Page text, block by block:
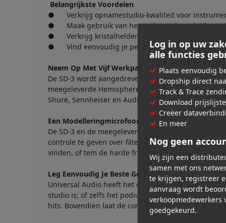
Belangrijkste Voordelen
● Verkrijg opnamestudio-kwaliteit voor
● Maak gebruik van het authentieke geluid van
● Verkrijg kristalheldere resultaten in elke
● Vind eenvoudig je perfecte geluid met filter-,
Neem Op Met Vijf Werkpaarden Microfoons
De SD-3 wordt aangedreven door dezelfde
meegeleverde Hemisphere Mic Collection is het
Shure, Sennheiser en Audix.*
Een Modelleringmicrofoon Die Voor Jou Werkt
De SD-3 en de meegeleverde Hemisphere Mic
controle te geven over filter, nabijheid en as; een
vinden, of tem de harde frequenties op een snare
Leg Eenvoudig Je Beste Geluiden Vast
Universal Audio heeft het cardioïde
studio is; of zelfs het podium; de ultra-hoge SPL-
hits. Bovendien laat de compacte afmeting je
Log in op uw
alle functies
Plaats eenvoudig
Dropship direct
Track & Trace
Download
Creëer
En meer
Nog geen
Wij zijn een
samen met ons
te krijgen, registreer
aanvraag wordt
verkoopmedewerkers
goedgekeurd.